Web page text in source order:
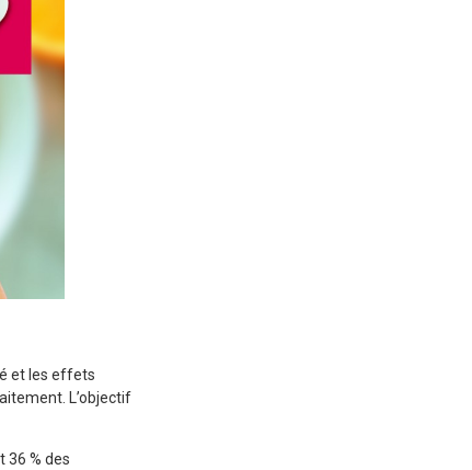
et les effets
L’objectif
36 % des